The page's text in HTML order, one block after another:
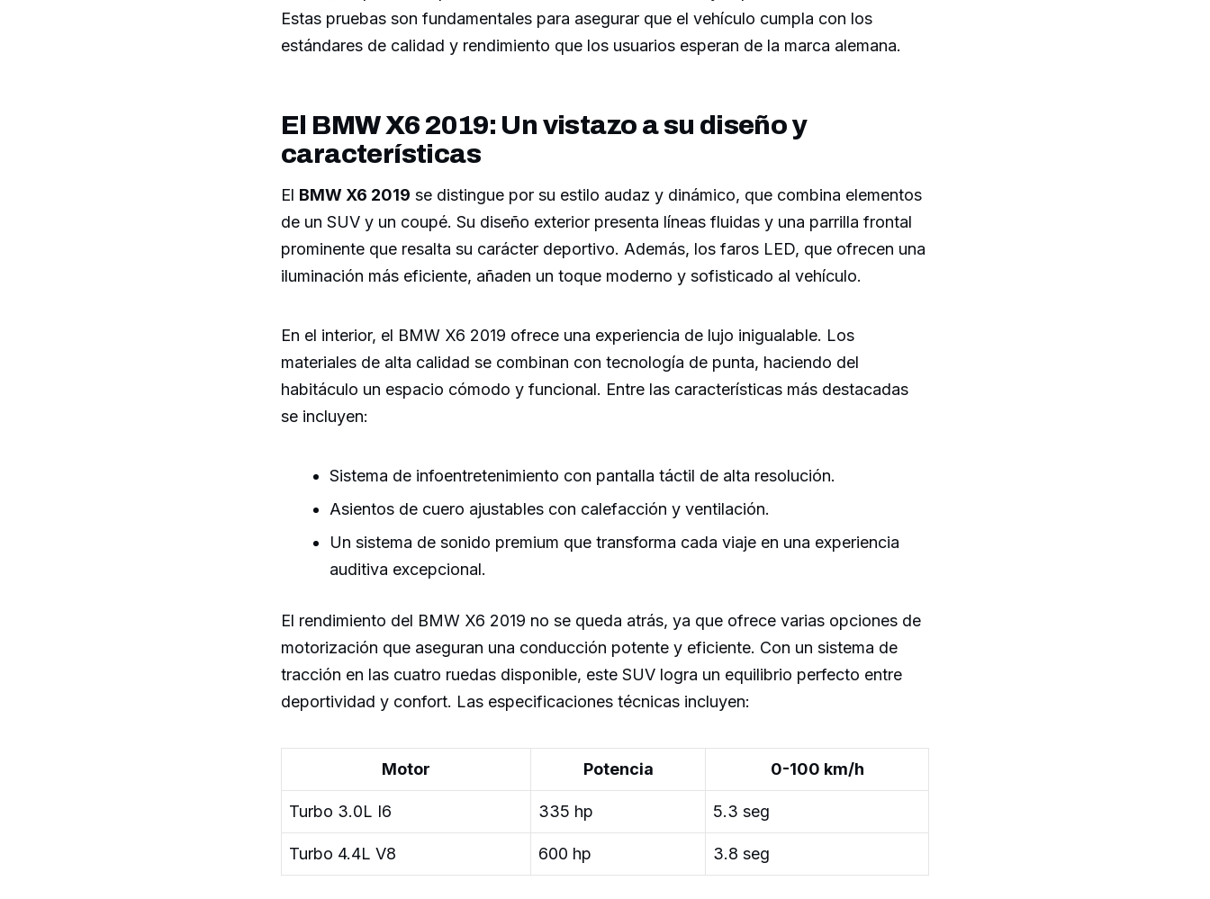
Estas pruebas son fundamentales para asegurar que el vehículo cumpla con los
estándares de calidad y rendimiento que los usuarios esperan de la marca alemana.
El BMW X6 2019: Un vistazo a su diseño y
características
El BMW X6 2019 se distingue por su estilo audaz y dinámico, que combina elementos
de un SUV y un coupé. Su diseño exterior presenta líneas fluidas y una parrilla frontal
prominente que resalta su carácter deportivo. Además, los faros LED, que ofrecen una
iluminación más eficiente, añaden un toque moderno y sofisticado al vehículo.
En el interior, el BMW X6 2019 ofrece una experiencia de lujo inigualable. Los
materiales de alta calidad se combinan con tecnología de punta, haciendo del
habitáculo un espacio cómodo y funcional. Entre las características más destacadas
se incluyen:
Sistema de infoentretenimiento con pantalla táctil de alta resolución.
Asientos de cuero ajustables con calefacción y ventilación.
Un sistema de sonido premium que transforma cada viaje en una experiencia
auditiva excepcional.
El rendimiento del BMW X6 2019 no se queda atrás, ya que ofrece varias opciones de
motorización que aseguran una conducción potente y eficiente. Con un sistema de
tracción en las cuatro ruedas disponible, este SUV logra un equilibrio perfecto entre
deportividad y confort. Las especificaciones técnicas incluyen:
Motor Potencia 0-100 km/h
Turbo 3.0L I6 335 hp 5.3 seg
Turbo 4.4L V8 600 hp 3.8 seg